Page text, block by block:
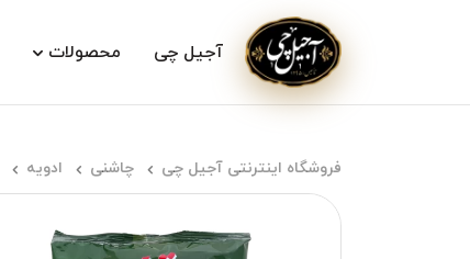
آجیل چی محصولات
فروشگاه اینترنتی آجیل چی چاشنی ادویه